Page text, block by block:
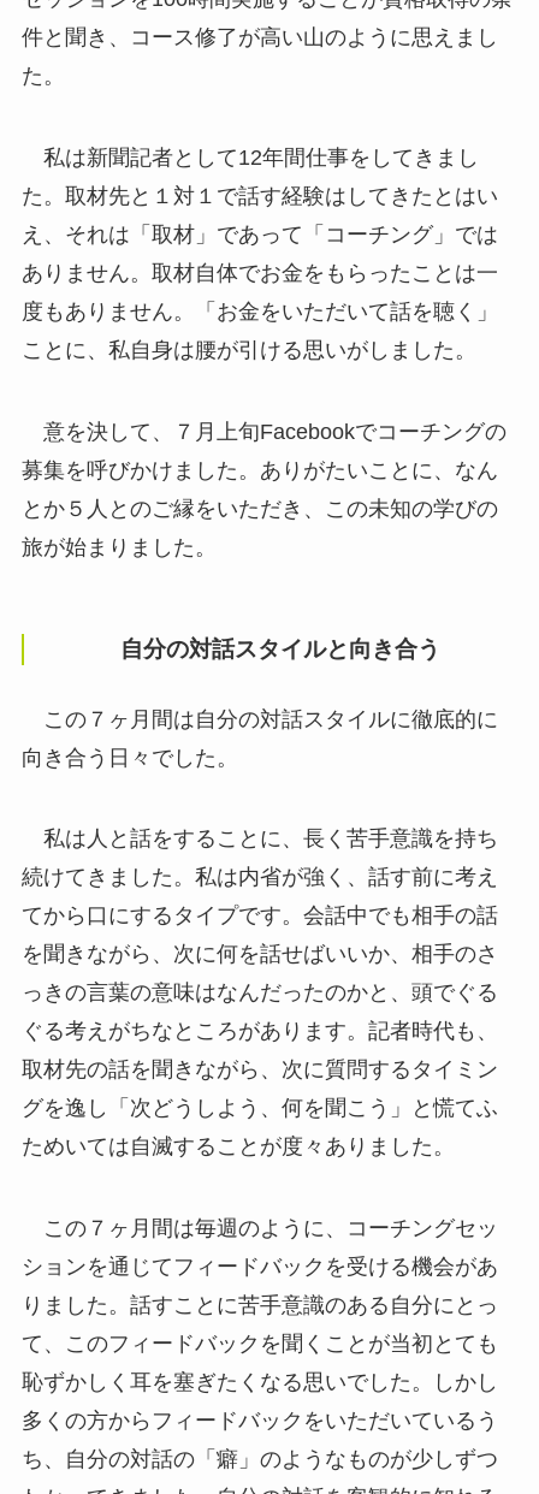
件と聞き、コース修了が高い山のように思えまし
た。
私は新聞記者として12年間仕事をしてきまし
た。取材先と１対１で話す経験はしてきたとはい
え、それは「取材」であって「コーチング」では
ありません。取材自体でお金をもらったことは一
度もありません。「お金をいただいて話を聴く」
ことに、私自身は腰が引ける思いがしました。
意を決して、７月上旬Facebookでコーチングの
募集を呼びかけました。ありがたいことに、なん
とか５人とのご縁をいただき、この未知の学びの
旅が始まりました。
自分の対話スタイルと向き合う
この７ヶ月間は自分の対話スタイルに徹底的に
向き合う日々でした。
私は人と話をすることに、長く苦手意識を持ち
続けてきました。私は内省が強く、話す前に考え
てから口にするタイプです。会話中でも相手の話
を聞きながら、次に何を話せばいいか、相手のさ
っきの言葉の意味はなんだったのかと、頭でぐる
ぐる考えがちなところがあります。記者時代も、
取材先の話を聞きながら、次に質問するタイミン
グを逸し「次どうしよう、何を聞こう」と慌てふ
ためいては自滅することが度々ありました。
この７ヶ月間は毎週のように、コーチングセッ
ションを通じてフィードバックを受ける機会があ
りました。話すことに苦手意識のある自分にとっ
て、このフィードバックを聞くことが当初とても
恥ずかしく耳を塞ぎたくなる思いでした。しかし
多くの方からフィードバックをいただいているう
ち、自分の対話の「癖」のようなものが少しずつ